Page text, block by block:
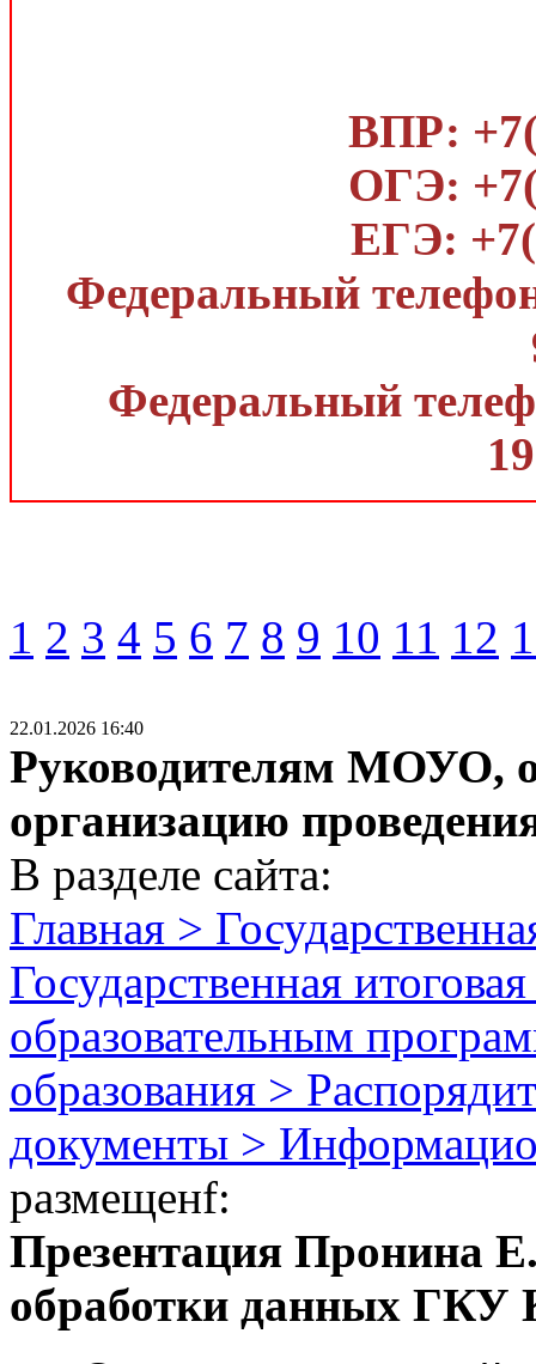
ВПР:
ОГЭ:
ЕГЭ:
Федеральный
Федеральный
1 2 3 4 5 6 7 8 9 10 11 12
22.01.2026 16:40
Руководителям МОУО,
организацию
В разделе сайта:
Главная >
Государственная
образовательным
образования >
документы >
размещенf:
Презентация Пронина
обработки данных